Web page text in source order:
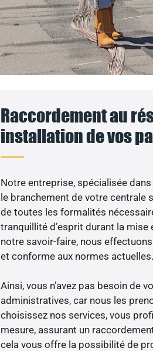
Raccordement au
installation de vos
Notre entreprise, spécialisée
le branchement de votre centrale
de toutes les formalités
tranquillité d’esprit durant la mise
notre savoir-faire, nous
et conforme aux normes actuelles.
Ainsi, vous n’avez pas besoin de
administratives, car nous les
choisissez nos services, vous
mesure, assurant un
cela vous offre la possibilité de